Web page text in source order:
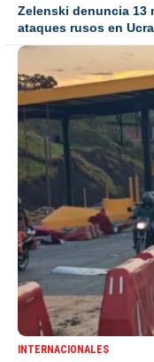
Zelenski denuncia 13
ataques rusos en
INTERNACIONALES